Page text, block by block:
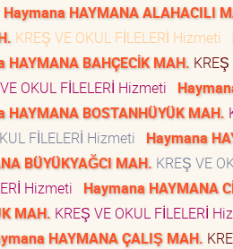
Haymana HAYMANA ALAHACILI
KREŞ VE OKUL FİLELERİ Hizmeti
HAYMANA BAHÇECİK MAH.
OKUL FİLELERİ Hizmeti
HAYMANA BOSTANHÜYÜK MAH.
FİLELERİ Hizmeti Haymana
BÜYÜKYAĞCI MAH. KREŞ VE
Hizmeti Haymana HAYMANA
MAH. KREŞ VE OKUL FİLELERİ
HAYMANA ÇALIŞ MAH.